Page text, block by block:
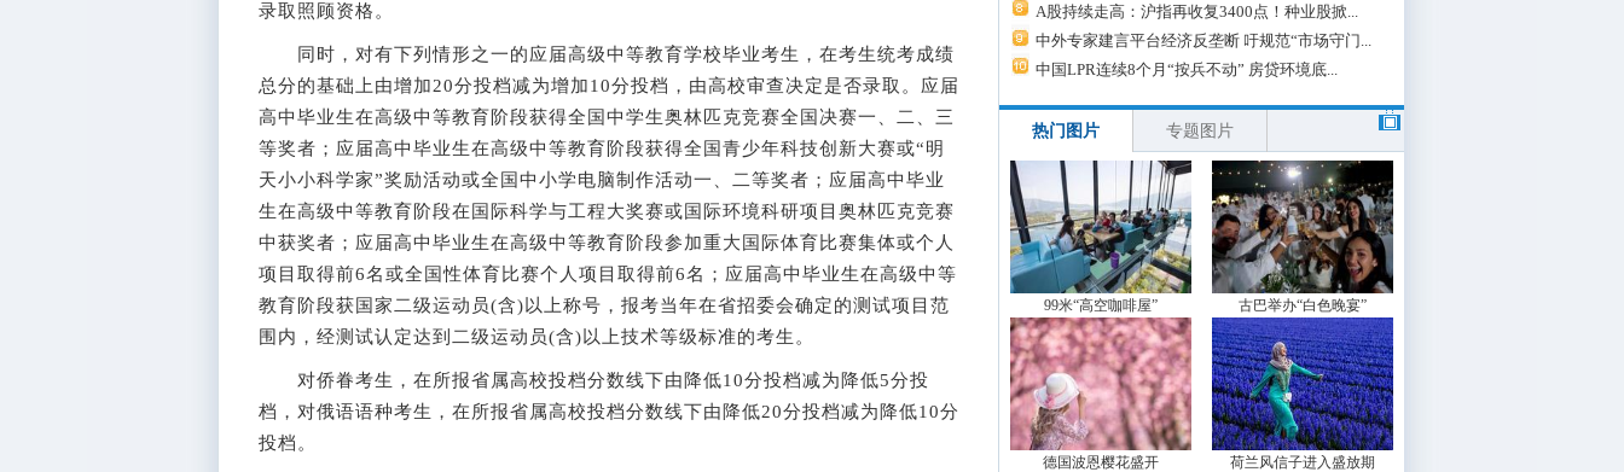
录取照顾资格。
同时，对有下列情形之一的应届高级中等教育学校毕业考生，在考生统考成绩
总分的基础上由增加20分投档减为增加10分投档，由高校审查决定是否录取。应届
高中毕业生在高级中等教育阶段获得全国中学生奥林匹克竞赛全国决赛一、二、三
等奖者；应届高中毕业生在高级中等教育阶段获得全国青少年科技创新大赛或“明
天小小科学家”奖励活动或全国中小学电脑制作活动一、二等奖者；应届高中毕业
生在高级中等教育阶段在国际科学与工程大奖赛或国际环境科研项目奥林匹克竞赛
中获奖者；应届高中毕业生在高级中等教育阶段参加重大国际体育比赛集体或个人
项目取得前6名或全国性体育比赛个人项目取得前6名；应届高中毕业生在高级中等
教育阶段获国家二级运动员(含)以上称号，报考当年在省招委会确定的测试项目范
围内，经测试认定达到二级运动员(含)以上技术等级标准的考生。
对侨眷考生，在所报省属高校投档分数线下由降低10分投档减为降低5分投
档，对俄语语种考生，在所报省属高校投档分数线下由降低20分投档减为降低10分
投档。
A股持续走高：沪指再收复3400点！种业股掀...
中外专家建言平台经济反垄断 吁规范“市场守门...
中国LPR连续8个月“按兵不动” 房贷环境底...
热门图片 专题图片
99米“高空咖啡屋” 古巴举办“白色晚宴”
德国波恩樱花盛开 荷兰风信子进入盛放期